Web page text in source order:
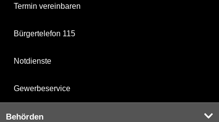
Termin vereinbaren
Bürgertelefon 115
Notdienste
Gewerbeservice
Behörden